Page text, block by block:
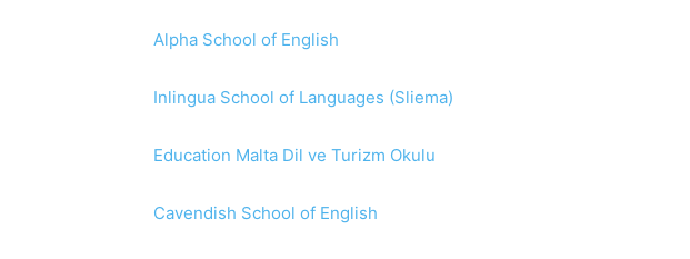
Alpha School of English
Inlingua School of Languages (Sliema)
Education Malta Dil ve Turizm Okulu
Cavendish School of English